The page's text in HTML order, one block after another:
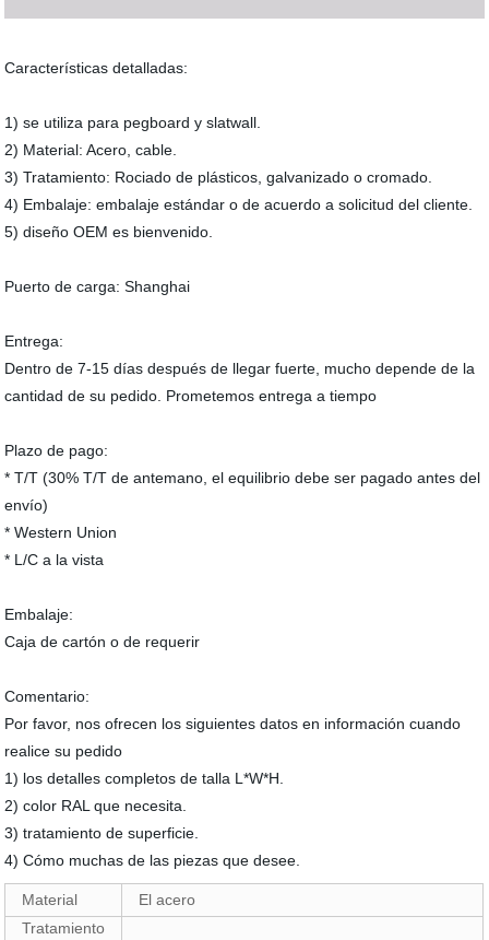
Características detalladas:
1) se utiliza para pegboard y slatwall.
2) Material: Acero, cable.
3) Tratamiento: Rociado de plásticos, galvanizado o cromado.
4) Embalaje: embalaje estándar o de acuerdo a solicitud del cliente.
5) diseño OEM es bienvenido.
Puerto de carga: Shanghai
Entrega:
Dentro de 7-15 días después de llegar fuerte, mucho depende de la
cantidad de su pedido. Prometemos entrega a tiempo
Plazo de pago:
* T/T (30% T/T de antemano, el equilibrio debe ser pagado antes del
envío)
* Western Union
* L/C a la vista
Embalaje:
Caja de cartón o de requerir
Comentario:
Por favor, nos ofrecen los siguientes datos en información cuando
realice su pedido
1) los detalles completos de talla L*W*H.
2) color RAL que necesita.
3) tratamiento de superficie.
4) Cómo muchas de las piezas que desee.
Material
El acero
Tratamiento